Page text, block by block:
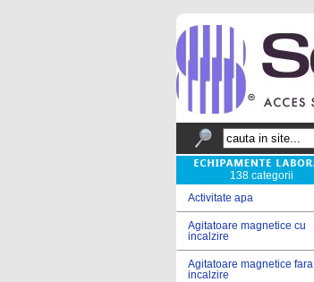
138 categorii
Activitate apa
Agitatoare magnetice cu
incalzire
Agitatoare magnetice fara
incalzire